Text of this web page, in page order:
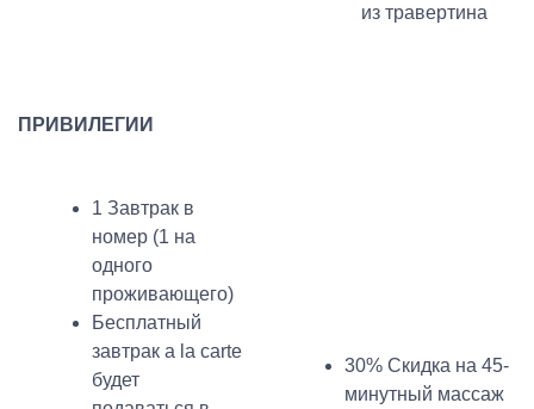
из травертина
ПРИВИЛЕГИИ
1 Завтрак в
номер (1 на
одного
проживающего)
Бесплатный
завтрак a la carte
будет
30% Скидка на 45-
минутный массаж